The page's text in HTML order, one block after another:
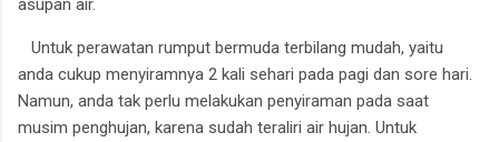
Untuk perawatan rumput bermuda terbilang mudah, yaitu
anda cukup menyiramnya 2 kali sehari pada pagi dan sore hari.
Namun, anda tak perlu melakukan penyiraman pada saat
musim penghujan, karena sudah teraliri air hujan. Untuk